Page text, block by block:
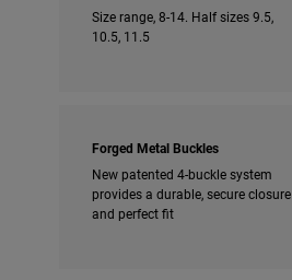
Size range, 8-14. Half sizes 9.5,
10.5, 11.5
Forged Metal Buckles
New patented 4-buckle system
provides a durable, secure closure
and perfect fit